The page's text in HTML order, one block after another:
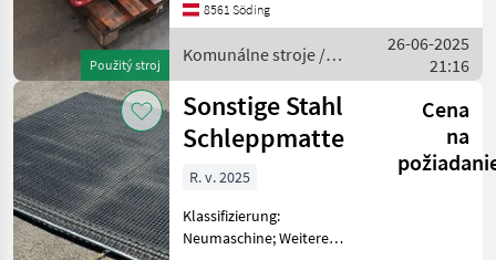
Použitý stroj
drehen Typ Koller sofort
stroje
8561 Söding
Komunálne stroje /
Sonstige
26-06-2025
21:16
Sonstige Stahl
Schleppmatte
Cena
na
R. v. 2025
Klassifizierung:
Neumaschine; Weitere